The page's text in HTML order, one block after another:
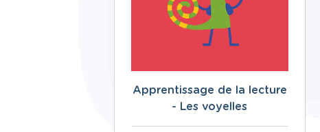
Apprentissage de la lecture
- Les voyelles